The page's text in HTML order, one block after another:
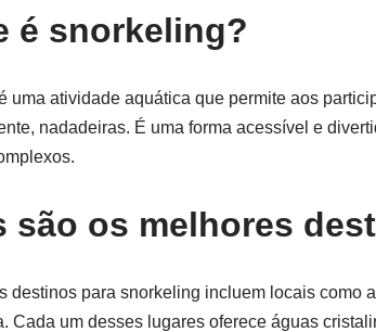
é snorkeling?
uma atividade aquática que permite aos
nadadeiras. É uma forma acessível e
são os melhores
destinos para snorkeling incluem locais como
Cada um desses lugares oferece águas